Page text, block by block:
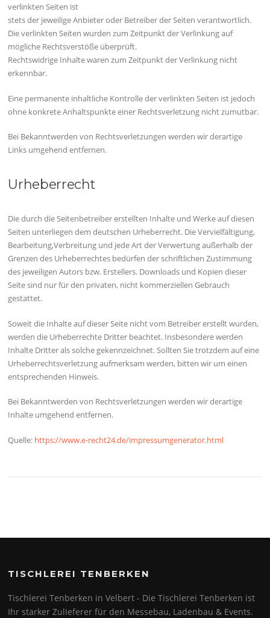
verlinkten Seiten ist
stets der jeweilige Anbieter oder Betreiber der Seiten verantwortlich.
Die verlinkten Seiten wurden zum Zeitpunkt der Verlinkung auf
mögliche Rechtsverstöße überprüft.
Rechtswidrige Inhalte waren zum Zeitpunkt der Verlinkung nicht
erkennbar.
Eine permanente inhaltliche Kontrolle der verlinkten Seiten ist jedoch
ohne konkrete Anhaltspunkte einer Rechtsverletzung nicht zumutbar.
Bei Bekanntwerden von Rechtsverletzungen werden wir derartige
Links umgehend entfernen.
Urheberrecht
Die durch die Seitenbetreiber erstellten Inhalte und Werke auf diesen
Seiten unterliegen dem deutschen Urheberrecht. Die Vervielfältigung,
Bearbeitung,Verbreitung und jede Art der Verwertung außerhalb der
Grenzen des Urheberrechtes bedürfen der schriftlichen Zustimmung
des jeweiligen Autors bzw. Erstellers. Downloads und Kopien dieser
Seite sind nur für den privaten, nicht kommerziellen Gebrauch
gestattet.
Soweit die Inhalte auf dieser Seite nicht vom Betreiber erstellt wurden,
werden die Urheberrechte Dritter beachtet. Insbesondere werden
Inhalte Dritter als solche gekennzeichnet. Sollten Sie trotzdem auf eine
Urheberrechtsverletzung aufmerksam werden, bitten wir um einen
entsprechenden Hinweis.
Bei Bekanntwerden von Rechtsverletzungen werden wir derartige
Inhalte umgehend entfernen.
Quelle: https://www.e-recht24.de/impressumgenerator.html
TISCHLEREI TENBERKEN
Tischlerei Tenberken in Velbert - Die Tischlerei Tenberken ist
Ihr starker Zulieferer für den Messebau, Ladenbau & Events.